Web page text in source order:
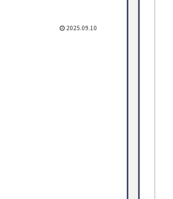
2025.09.10